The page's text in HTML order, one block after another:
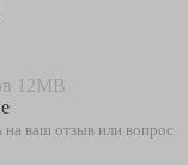
12MB
ваш отзыв или вопрос